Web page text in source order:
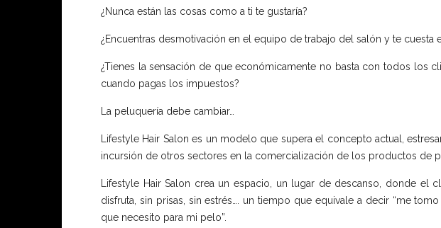
¿Nunca están las cosas como a ti te gustaría?
¿Encuentras desmotivación en el equipo de trabajo del salón y te cuesta
¿Tienes la sensación de que económicamente no basta con todos los
cuando pagas los impuestos?
La peluquería debe cambiar…
Lifestyle Hair Salon es un modelo que supera el concepto actual,
incursión de otros sectores en la comercialización de los productos de
Lifestyle Hair Salon crea un espacio, un lugar de descanso, donde el
disfruta, sin prisas, sin estrés…. un tiempo que equivale a decir “me
que necesito para mi pelo”.